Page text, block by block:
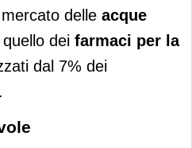
delle acque
dei farmaci per la
dal 7% dei